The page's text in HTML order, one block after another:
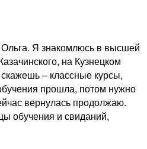
Я знакомлюсь в высшей
на Кузнецком
– классные курсы,
прошла, потом нужно
вернулась продолжаю.
обучения и свиданий,